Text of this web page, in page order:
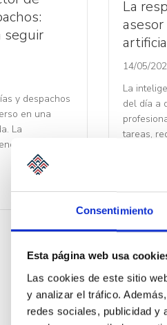
Consentimiento
Esta página web usa
Las cookies de este sitio
y analizar el tráfico.
redes sociales, publicidad y
seguir
y despachos
en una
La
artificial,
La
14/05/
La
del día a
tareas,